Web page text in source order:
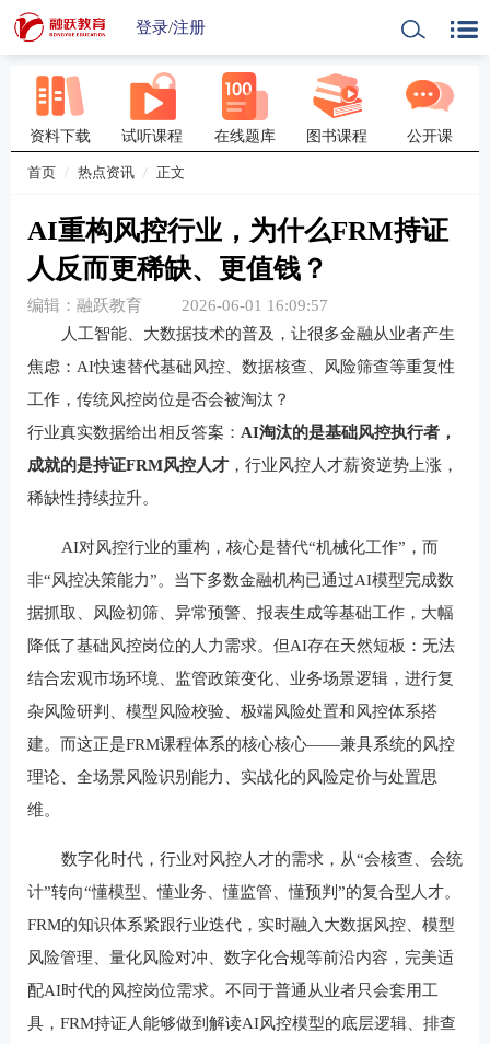
登录/注册
资料下载 试听课程 在线题库 图书课程 公开课
首页 热点资讯 正文
AI重构风控行业，为什么FRM持证
人反而更稀缺、更值钱？
编辑：融跃教育
2026-06-01 16:09:57
人工智能、大数据技术的普及，让很多金融从业者产生
焦虑：AI快速替代基础风控、数据核查、风险筛查等重复性
工作，传统风控岗位是否会被淘汰？
行业真实数据给出相反答案： AI淘汰的是基础风控执行者，
成就的是持证FRM风控人才 ，行业风控人才薪资逆势上涨，
稀缺性持续拉升。
AI对风控行业的重构，核心是替代“机械化工作”，而
非“风控决策能力”。当下多数金融机构已通过AI模型完成数
据抓取、风险初筛、异常预警、报表生成等基础工作，大幅
降低了基础风控岗位的人力需求。但AI存在天然短板：无法
结合宏观市场环境、监管政策变化、业务场景逻辑，进行复
杂风险研判、模型风险校验、极端风险处置和风控体系搭
建。而这正是FRM课程体系的核心核心——兼具系统的风控
理论、全场景风险识别能力、实战化的风险定价与处置思
维。
数字化时代，行业对风控人才的需求，从“会核查、会统
计”转向“懂模型、懂业务、懂监管、懂预判”的复合型人才。
FRM的知识体系紧跟行业迭代，实时融入大数据风控、模型
风险管理、量化风险对冲、数字化合规等前沿内容，完美适
配AI时代的风控岗位需求。不同于普通从业者只会套用工
具，FRM持证人能够做到解读AI风控模型的底层逻辑、排查